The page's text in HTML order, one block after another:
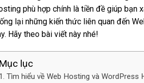
phù hợp chính là tiền đề giúp bạn
lại những kiến thức liên quan đến
Hãy theo bài viết này nhé!
Mục lục
Tìm hiểu về Web Hosting và WordPress